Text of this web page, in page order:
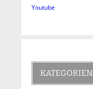
Youtube
KATEGORIEN